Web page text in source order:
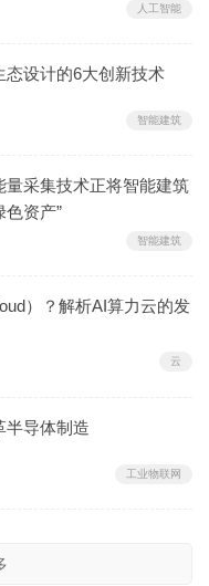
人工智能
态设计的6大创新技术
智能建筑
量采集技术正将智能建筑
色资产”
智能建筑
）？解析AI算力云的发
云
半导体制造
工业物联网